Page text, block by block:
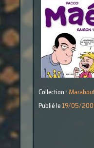
Collection :
Publié le 19/05/